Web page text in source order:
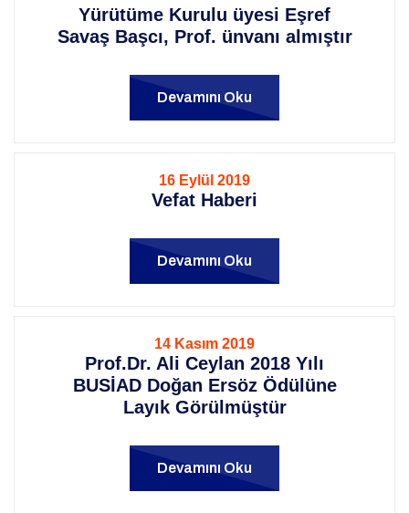
Yürütüme Kurulu üyesi Eşref
Savaş Başcı, Prof. ünvanı almıştır
Devamını Oku
16 Eylül 2019
Vefat Haberi
Devamını Oku
14 Kasım 2019
Prof.Dr. Ali Ceylan 2018 Yılı
BUSİAD Doğan Ersöz Ödülüne
Layık Görülmüştür
Devamını Oku